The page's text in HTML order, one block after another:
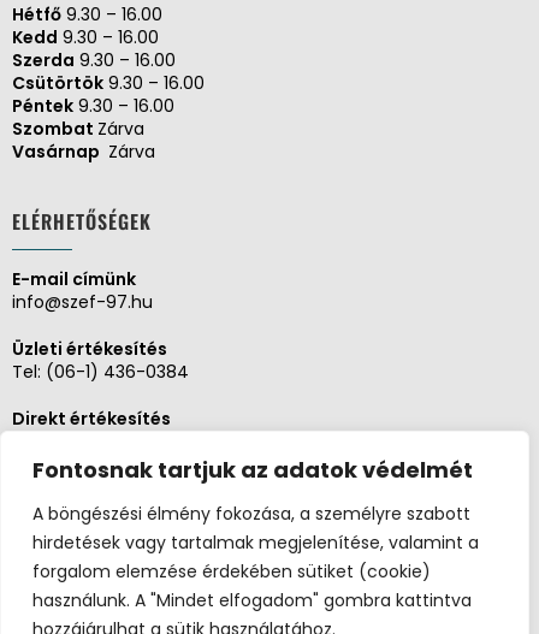
Fontosnak tartjuk az adatok védelmét
A böngészési élmény fokozása, a személyre szabott
hirdetések vagy tartalmak megjelenítése, valamint a
forgalom elemzése érdekében sütiket (cookie)
használunk. A "Mindet elfogadom" gombra kattintva
hozzájárulhat a sütik használatához.
Hétfő 9.30 – 16.00
Kedd 9.30 – 16.00
Szerda 9.30 – 16.00
Csütörtök 9.30 – 16.00
Péntek 9.30 – 16.00
Szombat Zárva
Vasárnap Zárva
ELÉRHETŐSÉGEK
E-mail címünk
info@szef-97.hu
Üzleti értékesítés
Tel: (06-1) 436-0384
Direkt értékesítés
Adminisztráció, Pénzügy
Tel: (06-1) 430-1930
Szerviz és karbantartás
Tel:(06-20) 326-8654